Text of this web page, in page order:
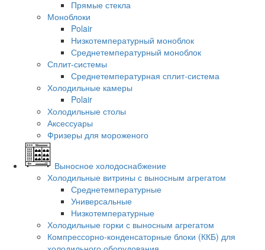
Прямые стекла
Моноблоки
Polair
Низкотемпературный моноблок
Среднетемпературный моноблок
Сплит-системы
Среднетемпературная сплит-система
Холодильные камеры
Polair
Холодильные столы
Аксессуары
Фризеры для мороженого
Выносное холодоснабжение
Холодильные витрины с выносным агрегатом
Среднетемпературные
Универсальные
Низкотемпературные
Холодильные горки с выносным агрегатом
Компрессорно-конденсаторные блоки (ККБ) для